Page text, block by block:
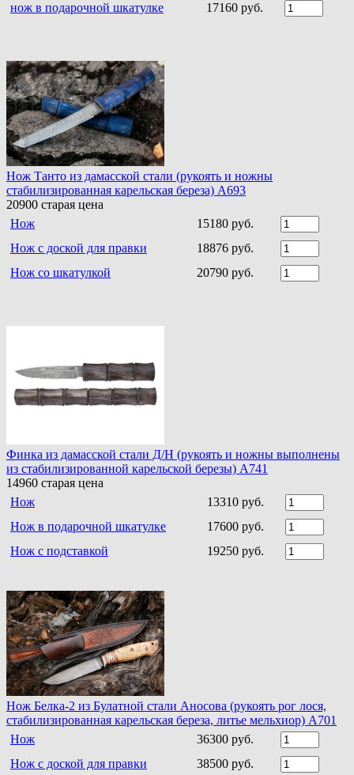
нож в подарочной шкатулке
17160 руб.
Нож Танто из дамасской стали (рукоять и ножны
стабилизированная карельская береза) A693
20900 старая цена
Нож
15180 руб.
Нож с доской для правки
18876 руб.
Нож со шкатулкой
20790 руб.
Финка из дамасской стали Д/Н (рукоять и ножны выполнены
из стабилизированной карельской березы) A741
14960 старая цена
Нож
13310 руб.
Нож в подарочной шкатулке
17600 руб.
Нож с подставкой
19250 руб.
Нож Белка-2 из Булатной стали Аносова (рукоять рог лося,
стабилизированная карельская береза, литье мельхиор) A701
Нож
36300 руб.
Нож с доской для правки
38500 руб.